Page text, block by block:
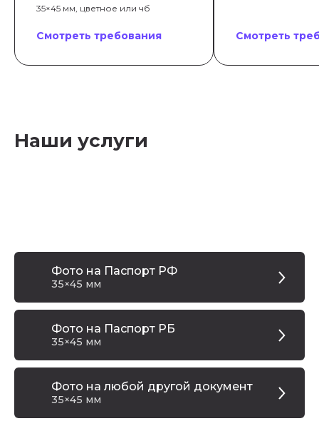
35×45 мм, цветное или чб
Смотреть требования Смотреть
Наши услуги
Фото на Паспорт РФ
35×45 мм
Фото на Паспорт РБ
35×45 мм
Фото на любой другой документ
35×45 мм